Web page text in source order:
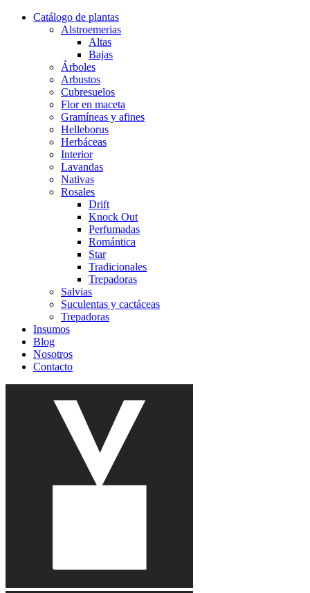
Catálogo de plantas
Alstroemerias
Altas
Bajas
Árboles
Arbustos
Cubresuelos
Flor en maceta
Gramíneas y afines
Helleborus
Herbáceas
Interior
Lavandas
Nativas
Rosales
Drift
Knock Out
Perfumadas
Romántica
Star
Tradicionales
Trepadoras
Salvias
Suculentas y cactáceas
Trepadoras
Insumos
Blog
Nosotros
Contacto